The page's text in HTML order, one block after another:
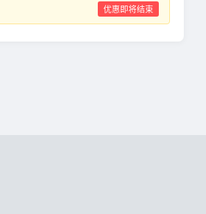
优惠即将结束